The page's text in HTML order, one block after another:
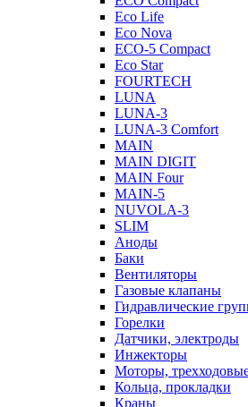
Eco Life
Eco Nova
ECO-5 Compact
Eco Star
FOURTECH
LUNA
LUNA-3
LUNA-3 Comfort
MAIN
MAIN DIGIT
MAIN Four
MAIN-5
NUVOLA-3
SLIM
Аноды
Баки
Вентиляторы
Газовые клапаны
Гидравлические
Горелки
Датчики, электроды
Инжекторы
Моторы,
Кольца, прокладки
Краны